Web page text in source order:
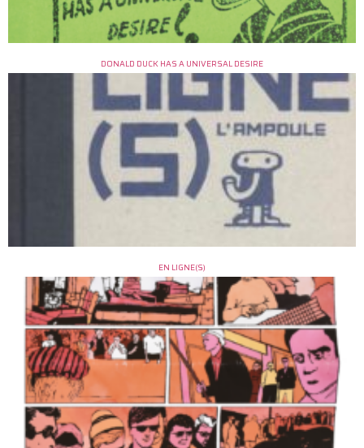
DONALD DUCK HAS A UNIVERSAL DESIRE
EN LIGNE(S)